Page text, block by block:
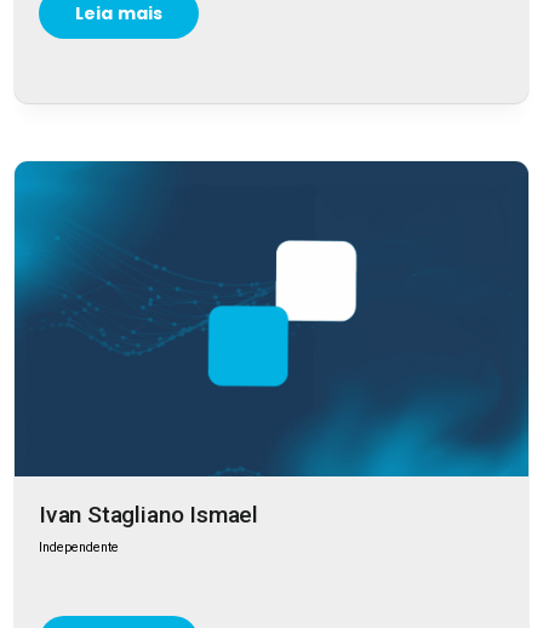
Leia mais
Ivan Stagliano Ismael
Independente